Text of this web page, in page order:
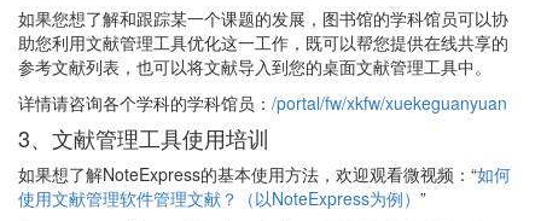
如果您想了解和跟踪某一个课题的发展，图书馆的学科馆员可以协
助您利用文献管理工具优化这一工作，既可以帮您提供在线共享的
参考文献列表，也可以将文献导入到您的桌面文献管理工具中。
详情请咨询各个学科的学科馆员： /portal/fw/xkfw/xuekeguanyuan
3、文献管理工具使用培训
如果想了解NoteExpress的基本使用方法，欢迎观看微视频：“如何
使用文献管理软件管理文献？（以NoteExpress为例） ”